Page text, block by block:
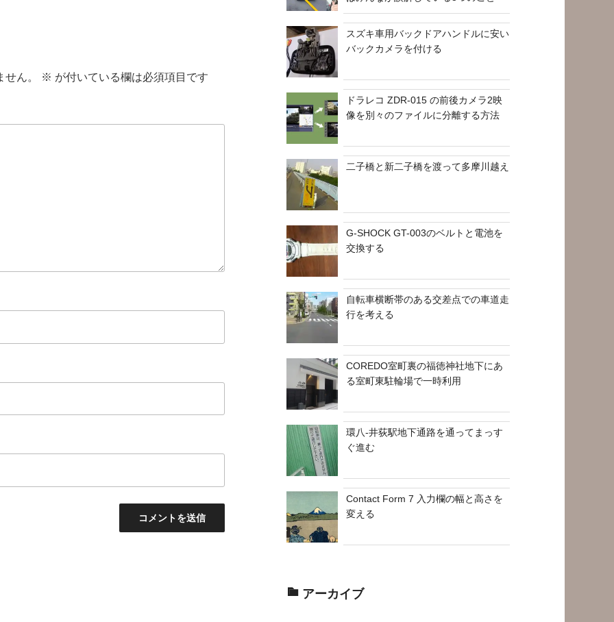
ん。 ※ が付いている欄は必須項目です
スズキ車用バックドアハンドルに安い
バックカメラを付ける
ドラレコ ZDR-015 の前後カメラ2映
像を別々のファイルに分離する方法
二子橋と新二子橋を渡って多摩川越え
G-SHOCK GT-003のベルトと電池を
交換する
自転車横断帯のある交差点での車道走
行を考える
COREDO室町裏の福徳神社地下にあ
る室町東駐輪場で一時利用
環八-井荻駅地下通路を通ってまっす
ぐ進む
Contact Form 7 入力欄の幅と高さを
変える
アーカイブ